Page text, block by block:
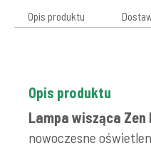
Opis produktu
Opis produktu
Lampa wisząca
nowoczesne